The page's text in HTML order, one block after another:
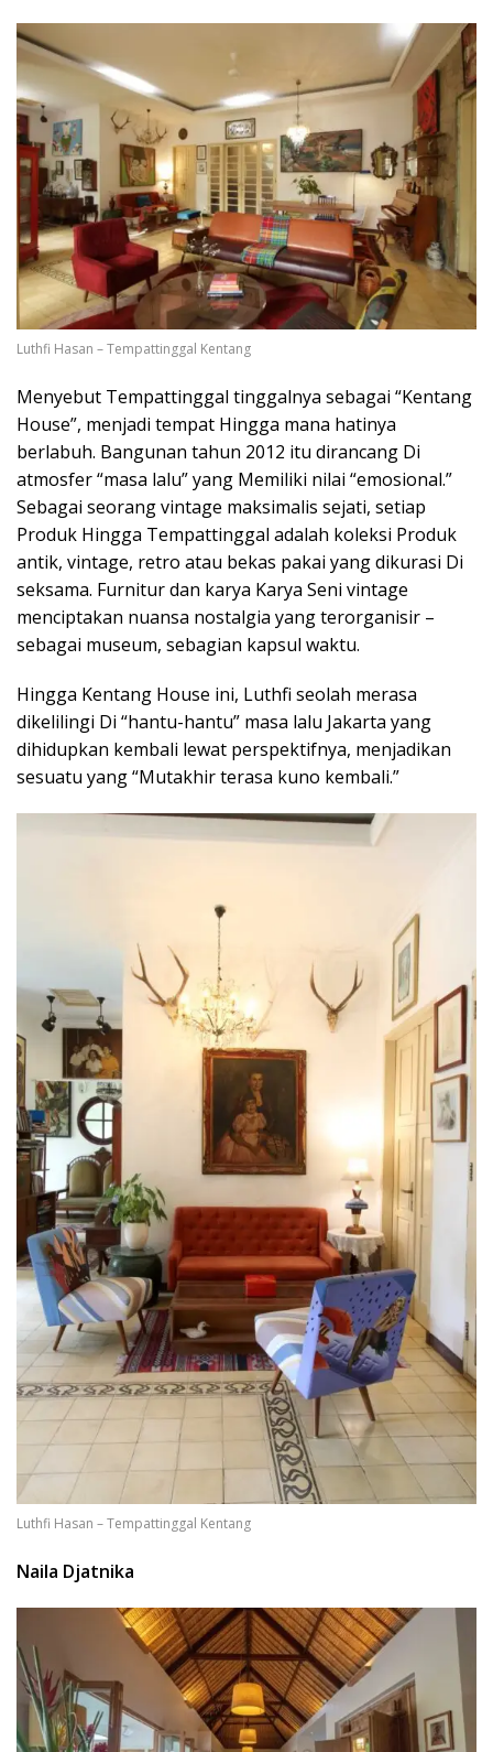
Luthfi Hasan – Tempattinggal Kentang
Menyebut Tempattinggal tinggalnya sebagai “Kentang
House”, menjadi tempat Hingga mana hatinya
berlabuh. Bangunan tahun 2012 itu dirancang Di
atmosfer “masa lalu” yang Memiliki nilai “emosional.”
Sebagai seorang vintage maksimalis sejati, setiap
Produk Hingga Tempattinggal adalah koleksi Produk
antik, vintage, retro atau bekas pakai yang dikurasi Di
seksama. Furnitur dan karya Karya Seni vintage
menciptakan nuansa nostalgia yang terorganisir –
sebagai museum, sebagian kapsul waktu.
Hingga Kentang House ini, Luthfi seolah merasa
dikelilingi Di “hantu-hantu” masa lalu Jakarta yang
dihidupkan kembali lewat perspektifnya, menjadikan
sesuatu yang “Mutakhir terasa kuno kembali.”
Luthfi Hasan – Tempattinggal Kentang
Naila Djatnika